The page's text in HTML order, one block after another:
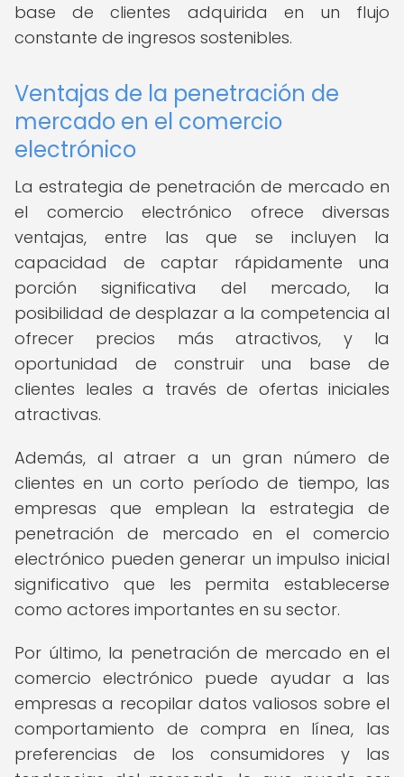
base de clientes adquirida en un flujo
constante de ingresos sostenibles.
Ventajas de la penetración de
mercado en el comercio
electrónico
La estrategia de penetración de mercado en
el comercio electrónico ofrece diversas
ventajas, entre las que se incluyen la
capacidad de captar rápidamente una
porción significativa del mercado, la
posibilidad de desplazar a la competencia al
ofrecer precios más atractivos, y la
oportunidad de construir una base de
clientes leales a través de ofertas iniciales
atractivas.
Además, al atraer a un gran número de
clientes en un corto período de tiempo, las
empresas que emplean la estrategia de
penetración de mercado en el comercio
electrónico pueden generar un impulso inicial
significativo que les permita establecerse
como actores importantes en su sector.
Por último, la penetración de mercado en el
comercio electrónico puede ayudar a las
empresas a recopilar datos valiosos sobre el
comportamiento de compra en línea, las
preferencias de los consumidores y las